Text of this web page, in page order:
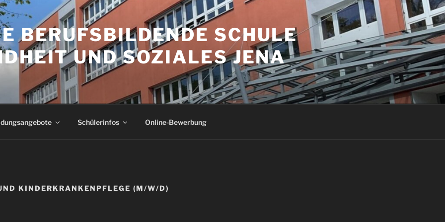
BERUFSBILDENDE SCHULE
UND SOZIALES JENA
Schülerinfos Online-Bewerbung
KINDERKRANKENPFLEGE (M/W/D)